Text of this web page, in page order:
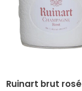
Ruinart brut rosé